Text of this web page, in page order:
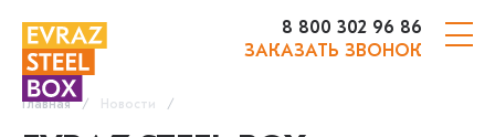
8 800 302 96 86
ЗАКАЗАТЬ ЗВОНОК
Главная Новости